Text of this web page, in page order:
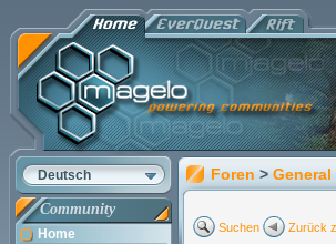
Deutsch
Community
Home
Foren > General
Suchen Zurück